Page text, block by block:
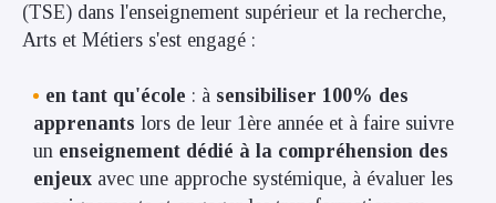
(TSE) dans l'enseignement supérieur et la recherche,
Arts et Métiers s'est engagé :
en tant qu'école : à sensibiliser 100% des
apprenants lors de leur 1ère année et à faire suivre
un enseignement dédié à la compréhension des
enjeux avec une approche systémique, à évaluer les